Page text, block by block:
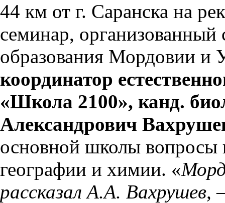
44 км от г. Саранска на
семинар,
образования Мордовии
координатор
«Школа 2100», канд.
Александрович
основной школы вопросы
географии и химии. «
рассказал А.А. Вахрушев,